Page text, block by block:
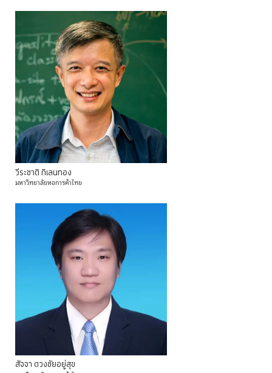
วีระชาติ กิเลนทอง
มหาวิทยาลัยหอการค้าไทย
สัจจา ดวงชัยอยู่สุข